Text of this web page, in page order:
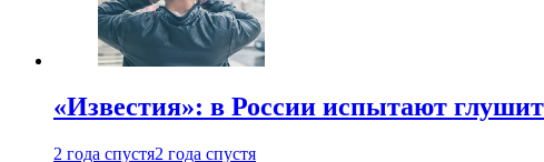
«Известия»: в России испытают
2 года спустя2 года спустя